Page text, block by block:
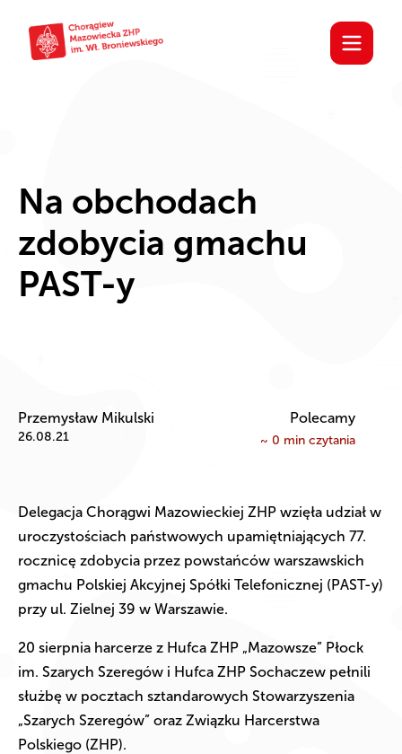
Na obchodach
zdobycia gmachu
PAST-y
Przemysław Mikulski
26.08.21
Polecamy
~ 0 min czytania
Delegacja Chorągwi Mazowieckiej ZHP wzięła udział w
uroczystościach państwowych upamiętniających 77.
rocznicę zdobycia przez powstańców warszawskich
gmachu Polskiej Akcyjnej Spółki Telefonicznej (PAST-y)
przy ul. Zielnej 39 w Warszawie.
20 sierpnia harcerze z Hufca ZHP „Mazowsze” Płock
im. Szarych Szeregów i Hufca ZHP Sochaczew pełnili
służbę w pocztach sztandarowych Stowarzyszenia
„Szarych Szeregów” oraz Związku Harcerstwa
Polskiego (ZHP).